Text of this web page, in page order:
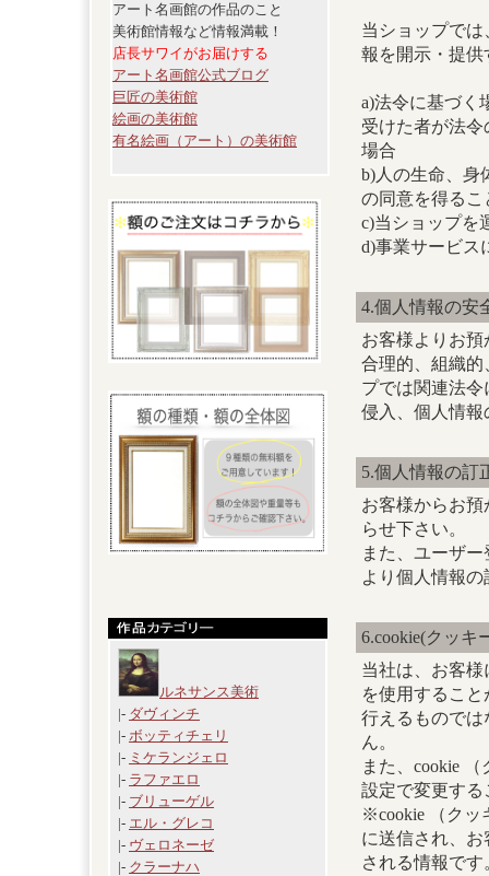
アート名画館の作品のこと
美術館情報など情報満載！
店長サワイがお届けする
アート名画館公式ブログ
巨匠の美術館
絵画の美術館
有名絵画（アート）の美術館
ルネサンス美術
|- ダヴィンチ
|- ボッティチェリ
|- ミケランジェロ
|- ラファエロ
|- ブリューゲル
|- エル・グレコ
|- ヴェロネーゼ
|- クラーナハ
当ショップで
報を開示・提
a)法令に基づく
受けた者が法
場合
b)人の生命、身
の同意を得る
c)当ショップを
d)事業サービス
4.個人情報の安
お客様よりお
合理的、組織
プでは関連法
侵入、個人情
5.個人情報の訂
お客様からお
らせ下さい。
また、ユーザ
より個人情報
6.cookie(クッキ
当社は、お客
を使用するこ
行えるもので
ん。
また、cookie
設定で変更す
※cookie （クッ
に送信され、
される情報です